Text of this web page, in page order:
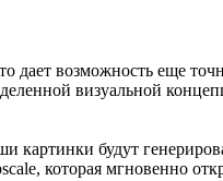
дает возможность еще
визуальной
будут
которая мгновенно